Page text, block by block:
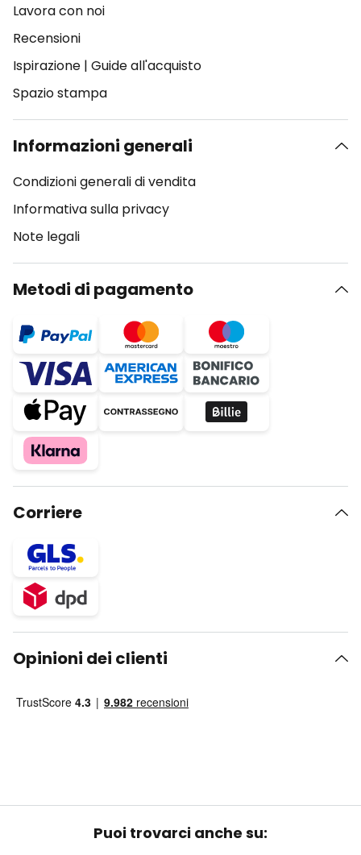
Lavora con noi
Recensioni
Ispirazione | Guide all'acquisto
Spazio stampa
Informazioni generali
Condizioni generali di vendita
Informativa sulla privacy
Note legali
Metodi di pagamento
Corriere
Opinioni dei clienti
Puoi trovarci anche su: